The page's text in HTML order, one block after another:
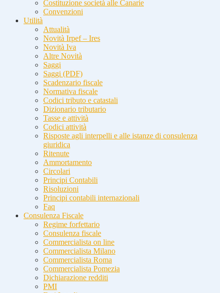
Costituzione società alle Canarie
Convenzioni
Utilità
Attualità
Novità Irpef – Ires
Novità Iva
Altre Novità
Saggi
Saggi (PDF)
Scadenzario fiscale
Normativa fiscale
Codici tributo e catastali
Dizionario tributario
Tasse e attività
Codici attività
Risposte agli interpelli e alle istanze di consulenza
giuridica
Ritenute
Ammortamento
Circolari
Principi Contabili
Risoluzioni
Principi contabili internazionali
Faq
Consulenza Fiscale
Regime forfettario
Consulenza fiscale
Commercialista on line
Commercialista Milano
Commercialista Roma
Commercialista Pomezia
Dichiarazione redditi
PMI